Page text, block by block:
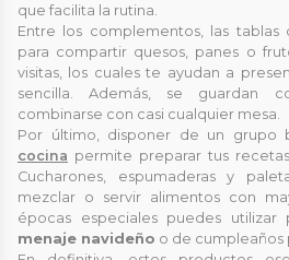
que facilita la rutina.
Entre los complementos, las
para compartir quesos, panes o
visitas, los cuales te ayudan a
sencilla. Además, se guardan
combinarse con casi cualquier mesa.
Por último, disponer de un grupo
cocina permite preparar tus
Cucharones, espumaderas y
mezclar o servir alimentos con
épocas especiales puedes utilizar
menaje navideño o de cumpleaños